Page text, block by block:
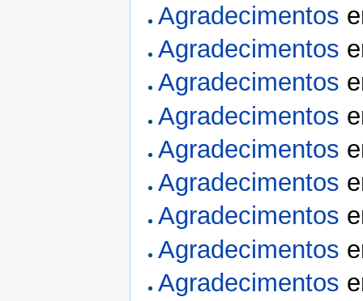
Agradecimentos
Agradecimentos
Agradecimentos
Agradecimentos
Agradecimentos
Agradecimentos
Agradecimentos
Agradecimentos
Agradecimentos